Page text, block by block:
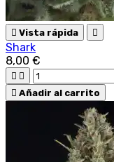
 Vista rápida 
Shark
8,00 €
 
 Añadir al carrito